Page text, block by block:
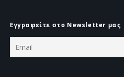
Εγγραφείτε στο Newsletter μας